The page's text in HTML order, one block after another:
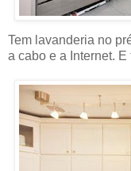
Tem lavanderia no
a cabo e a Internet. E